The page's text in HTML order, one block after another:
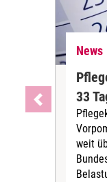
News
33
weit